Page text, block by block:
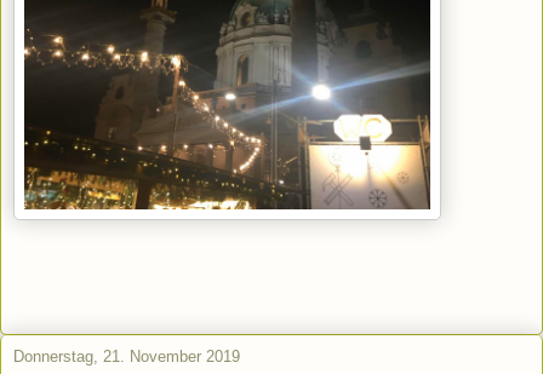
Donnerstag, 21. November 2019